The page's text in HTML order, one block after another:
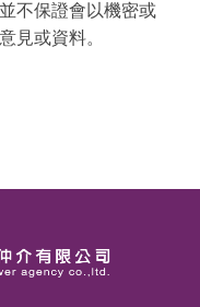
不保證會以機密或
見或資料。